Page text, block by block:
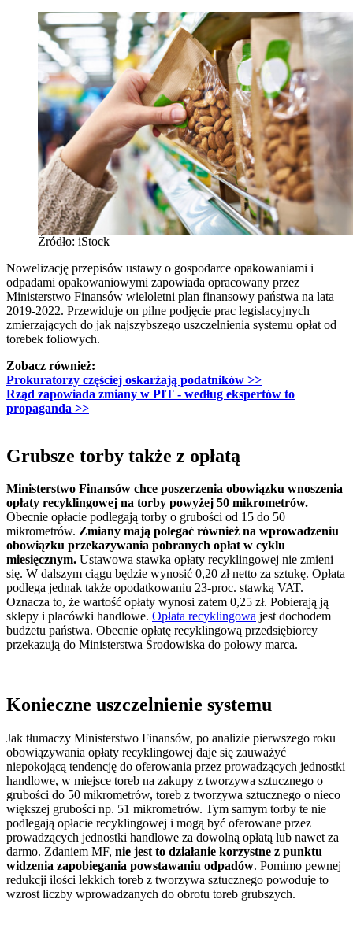
Źródło: iStock
Nowelizację przepisów ustawy o gospodarce opakowaniami i
odpadami opakowaniowymi zapowiada opracowany przez
Ministerstwo Finansów wieloletni plan finansowy państwa na lata
2019-2022. Przewiduje on pilne podjęcie prac legislacyjnych
zmierzających do jak najszybszego uszczelnienia systemu opłat od
torebek foliowych.
Zobacz również:
Prokuratorzy częściej oskarżają podatników >>
Rząd zapowiada zmiany w PIT - według ekspertów to
propaganda >>
Grubsze torby także z opłatą
Ministerstwo Finansów chce poszerzenia obowiązku wnoszenia
opłaty recyklingowej na torby powyżej 50 mikrometrów.
Obecnie opłacie podlegają torby o grubości od 15 do 50
mikrometrów. Zmiany mają polegać również na wprowadzeniu
obowiązku przekazywania pobranych opłat w cyklu
miesięcznym. Ustawowa stawka opłaty recyklingowej nie zmieni
się. W dalszym ciągu będzie wynosić 0,20 zł netto za sztukę. Opłata
podlega jednak także opodatkowaniu 23-proc. stawką VAT.
Oznacza to, że wartość opłaty wynosi zatem 0,25 zł. Pobierają ją
sklepy i placówki handlowe. Opłata recyklingowa jest dochodem
budżetu państwa. Obecnie opłatę recyklingową przedsiębiorcy
przekazują do Ministerstwa Środowiska do połowy marca.
Konieczne uszczelnienie systemu
Jak tłumaczy Ministerstwo Finansów, po analizie pierwszego roku
obowiązywania opłaty recyklingowej daje się zauważyć
niepokojącą tendencję do oferowania przez prowadzących jednostki
handlowe, w miejsce toreb na zakupy z tworzywa sztucznego o
grubości do 50 mikrometrów, toreb z tworzywa sztucznego o nieco
większej grubości np. 51 mikrometrów. Tym samym torby te nie
podlegają opłacie recyklingowej i mogą być oferowane przez
prowadzących jednostki handlowe za dowolną opłatą lub nawet za
darmo. Zdaniem MF, nie jest to działanie korzystne z punktu
widzenia zapobiegania powstawaniu odpadów. Pomimo pewnej
redukcji ilości lekkich toreb z tworzywa sztucznego powoduje to
wzrost liczby wprowadzanych do obrotu toreb grubszych.